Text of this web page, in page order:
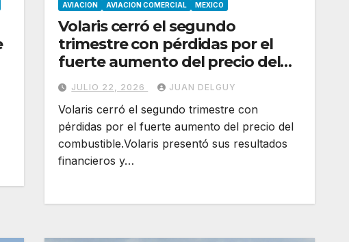
AVIACION AVIACION COMERCIAL MEXICO
Volaris cerró el segundo
trimestre con pérdidas por el
fuerte aumento del precio del
combustible
JULIO 22, 2026 JUAN DELGUY
Volaris cerró el segundo trimestre con
pérdidas por el fuerte aumento del precio del
combustible.Volaris presentó sus resultados
financieros y…